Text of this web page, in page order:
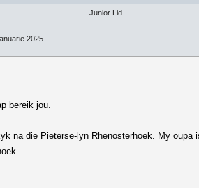
2025
Junior Lid
bereik jou.
na die Pieterse-lyn Rhenosterhoek. My oupa